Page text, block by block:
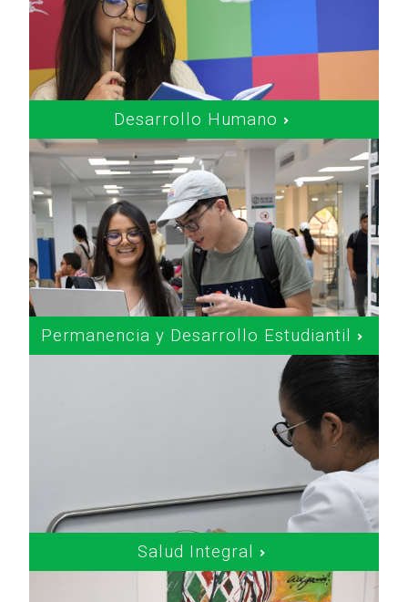
Desarrollo Humano
Permanencia y Desarrollo Estudiantil
Salud Integral